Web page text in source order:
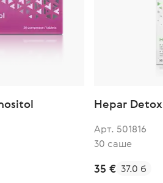
Hepar Detox
Арт. 501816
30 саше
35 € 37.0 б